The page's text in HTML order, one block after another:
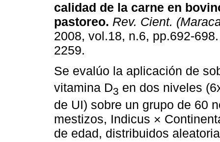
calidad de la carne en
pastoreo. Rev. Cient.
2008, vol.18, n.6, pp.692-
2259.
Se evalúo la aplicación de
vitamina D3 en dos niveles
de UI) sobre un grupo de 60
mestizos, Indicus ×
de edad, distribuidos